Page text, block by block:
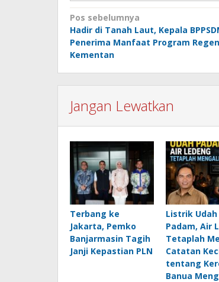
Navigasi
pos
Pos sebelumnya
Hadir di Tanah Laut, Kepala
Penerima Manfaat Program
Kementan
Jangan Lewatkan
Terbang ke
Jakarta, Pemko
Banjarmasin Tagih
Janji Kepastian PLN
Listrik Udah
Padam, Air
Tetaplah
Catatan
tentang
Banua